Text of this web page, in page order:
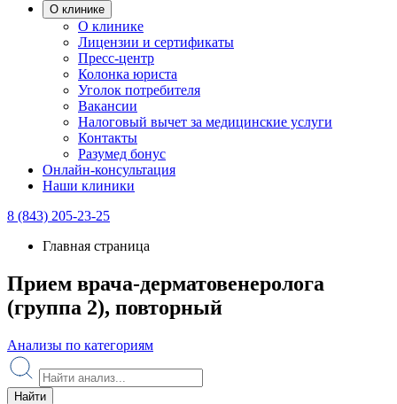
О клинике
О клинике
Лицензии и сертификаты
Пресс-центр
Колонка юриста
Уголок потребителя
Вакансии
Налоговый вычет за медицинские услуги
Контакты
Разумед бонус
Онлайн-консультация
Наши клиники
8 (843) 205-23-25
Главная страница
Прием врача-дерматовенеролога
(группа 2), повторный
Анализы по категориям
Найти